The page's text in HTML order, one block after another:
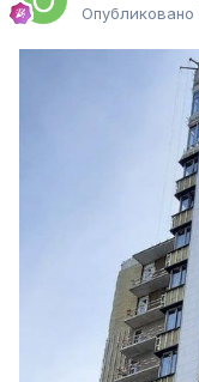
Опубликовано